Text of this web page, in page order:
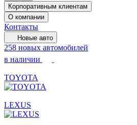
Корпоративным клиентам
О компании
Контакты
Новые авто
258 новых автомобилей
в наличии
TOYOTA
LEXUS